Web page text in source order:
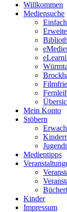
Willkommen
Mediensuche
Mein Konto
Stöbern
Medientipps
Kinder
Impressum